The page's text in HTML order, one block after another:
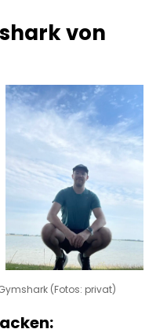
von
(Fotos: privat)